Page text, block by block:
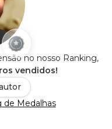
no nosso Ranking,
vendidos!
de Medalhas